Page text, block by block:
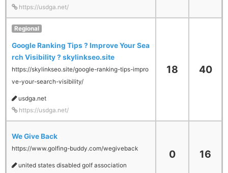
https://usdga.net/
Regional
Google Ranking Tips ? Improve Your Sea
rch Visibility ? skylinkseo.site
https://skylinkseo.site/google-ranking-tips-impro
ve-your-search-visibility/
usdga.net
https://usdga.net/
18 40
We Give Back
https://www.golfing-buddy.com/wegiveback
united states disabled golf association
0 16